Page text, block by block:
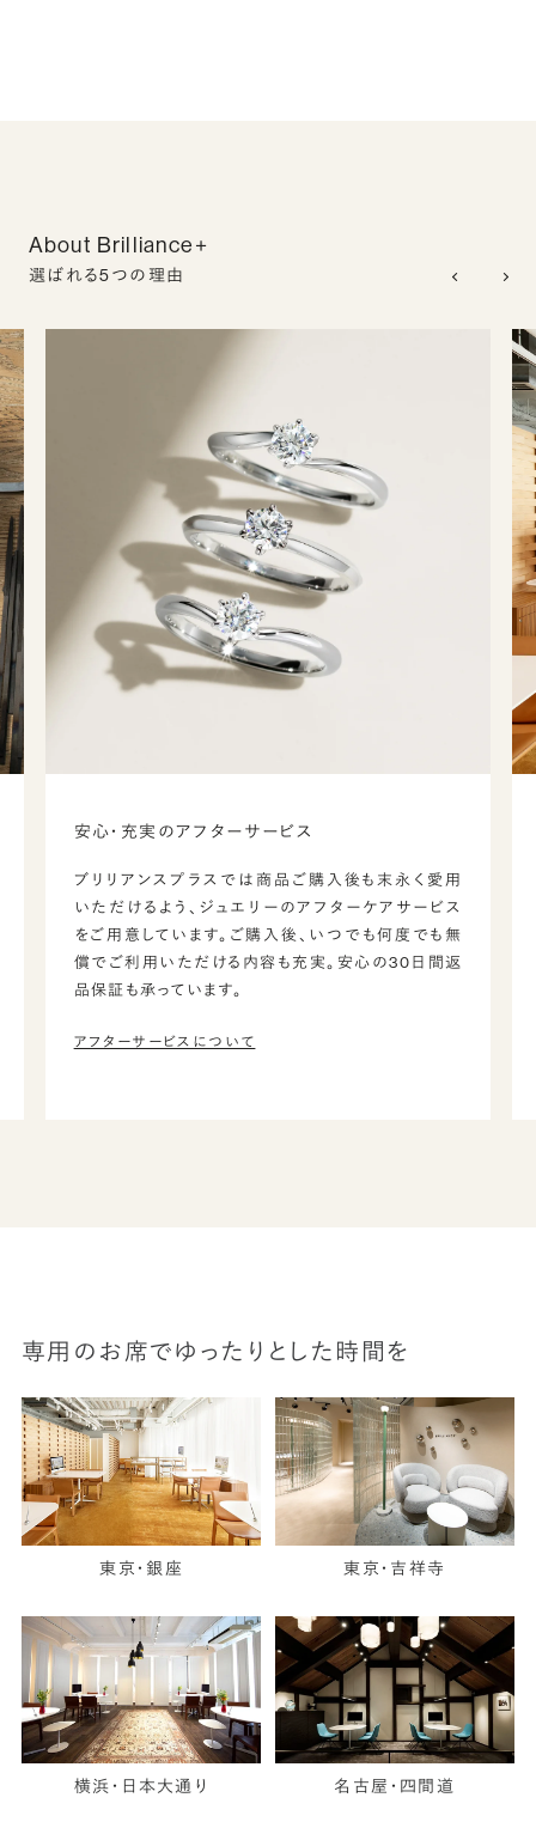
About Brilliance+
選ばれる5つの理由
安心・充実のアフターサービス
ブリリアンスプラスでは商品ご購入後も末永く愛用
いただけるよう、ジュエリーのアフターケアサービス
をご用意しています。ご購入後、いつでも何度でも無
償でご利用いただける内容も充実。安心の30日間返
品保証も承っています。
アフターサービスについて
専用のお席でゆったりとした時間を
東京・銀座 東京・吉祥寺
横浜・日本大通り 名古屋・四間道